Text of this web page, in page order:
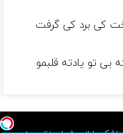
کی برد کی گرفت
بی تو یادته قلبمو